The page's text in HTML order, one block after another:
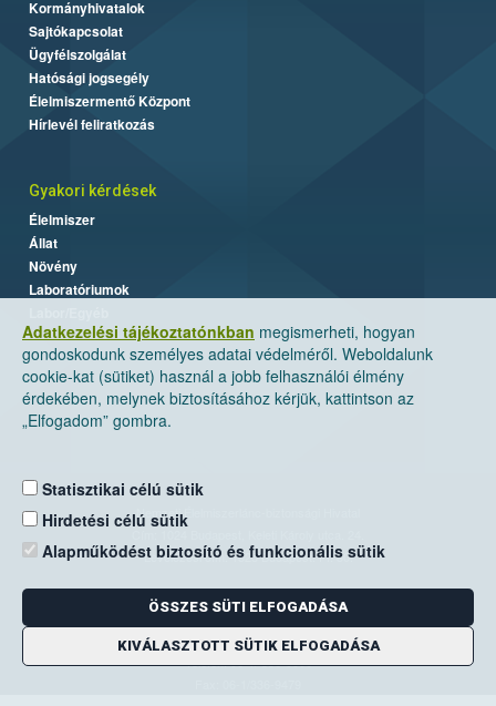
Adatkezelési tájékoztatónkban megismerheti, hogyan
gondoskodunk személyes adatai védelméről. Weboldalunk
cookie-kat (sütiket) használ a jobb felhasználói élmény
érdekében, melynek biztosításához kérjük, kattintson az
„Elfogadom” gombra.
Statisztikai célú sütik
Hirdetési célú sütik
Alapműködést biztosító és funkcionális sütik
ÖSSZES SÜTI ELFOGADÁSA
KIVÁLASZTOTT SÜTIK ELFOGADÁSA
Kormányhivatalok
Sajtókapcsolat
Ügyfélszolgálat
Hatósági jogsegély
Élelmiszermentő Központ
Hírlevél feliratkozás
Gyakori kérdések
Élelmiszer
Állat
Növény
Laboratóriumok
Nemzeti Élelmiszerlánc-biztonsági Hivatal
Levelezési cím: 1525 Budapest. Pf. 30.
E-mail:ugyfelszolgalat@nebih.gov.hu
Zöld szám: 06-80/263-244
Telefon: 06-1/ 336-9000